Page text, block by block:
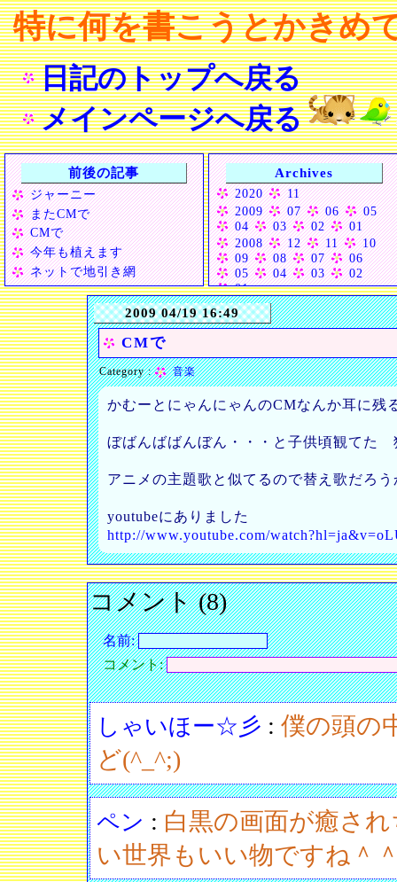
特に何を書こうとかきめ
日記のトップへ戻る
メインページへ戻る
前後の記事
ジャーニー
またCMで
CMで
今年も植えます
ネットで地引き網
Archives
2020
11
2009
07 06
05
04
03 02
01
2008
12 11
10
09
08 07
06
05
04 03
02
01
2007
12 11 10
2009 04/19 16:49
CMで
Category : 音楽
かむーとにゃんにゃんのCMなんか耳に残
ぼばんばばんぼん・・・と子供頃観てた
アニメの主題歌と似てるので替え歌だろう
youtubeにありました
http://www.youtube.com/
コメント (8)
名前:
コメント:
しゃいほー☆彡 :僕の頭の
ど(^_^;)
ペン : 白黒の画面が癒さ
い世界もいい物ですね＾